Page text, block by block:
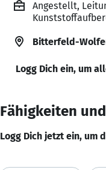
Angestellt,
Bitterfeld-
Logg Dich ein, um
Fähigkeiten
Logg Dich jetzt ein, um